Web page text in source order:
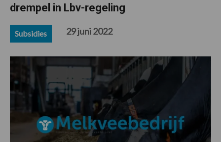
drempel in Lbv-regeling
Subsidies 29 juni 2022